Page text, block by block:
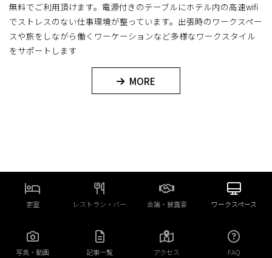
無料でご利用頂けます。 電源付きのテーブルにホテル内の高速wifi
でストレスのない仕事環境が整っています。​ 出張時のワークスペー
スや旅をしながら働くワーケーションなど多様なワークスタイル
をサポートします
MORE
客室 レストラン・バー 会議・披露宴 ワークスペース
写真・動画 記事一覧 アクセス FAQ